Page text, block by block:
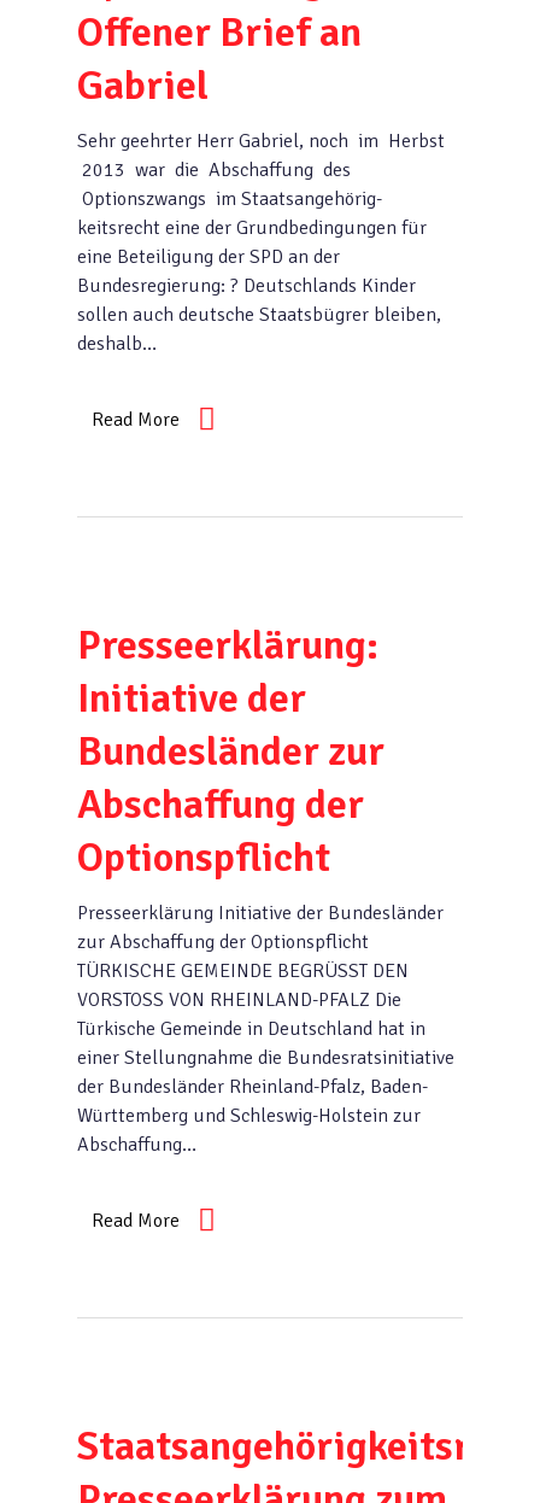
Offener Brief an
Gabriel
Sehr geehrter Herr Gabriel, noch im Herbst
2013 war die Abschaffung des
Optionszwangs im Staatsangehörig-
keitsrecht eine der Grundbedingungen für
eine Beteiligung der SPD an der
Bundesregierung: ? Deutschlands Kinder
sollen auch deutsche Staatsbügrer bleiben,
deshalb…
Read More
Presseerklärung:
Initiative der
Bundesländer zur
Abschaffung der
Optionspflicht
Presseerklärung Initiative der Bundesländer
zur Abschaffung der Optionspflicht
TÜRKISCHE GEMEINDE BEGRÜSST DEN
VORSTOSS VON RHEINLAND-PFALZ Die
Türkische Gemeinde in Deutschland hat in
einer Stellungnahme die Bundesratsinitiative
der Bundesländer Rheinland-Pfalz, Baden-
Württemberg und Schleswig-Holstein zur
Abschaffung…
Read More